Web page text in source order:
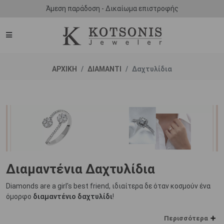
Άμεση παράδοση - Δικαίωμα επιστροφής
ΑΡΧΙΚΗ ΔΙΑΜΑΝΤΙ Δαχτυλίδια
Διαμαντένια Δαχτυλίδια
Diamonds are a girl's best friend, ιδιαίτερα δε όταν κοσμούν ένα
όμορφο διαμαντένιο δαχτυλίδι!
Το δαχτυλίδι αποτελεί από την αρχαιότητα έως σήμερα το
Περισσότερα